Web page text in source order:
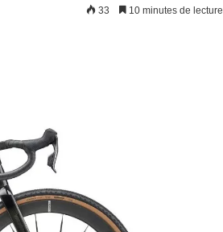
33 10 minutes de lecture